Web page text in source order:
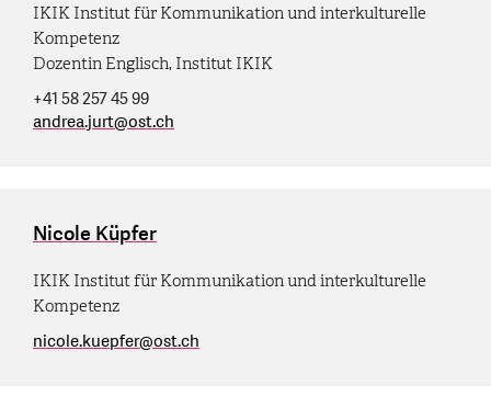
IKIK Institut für Kommunikation und interkulturelle
Kompetenz
Dozentin Englisch, Institut IKIK
+41 58 257 45 99
andrea.jurt@ost.ch
Nicole Küpfer
IKIK Institut für Kommunikation und interkulturelle
Kompetenz
nicole.kuepfer@ost.ch